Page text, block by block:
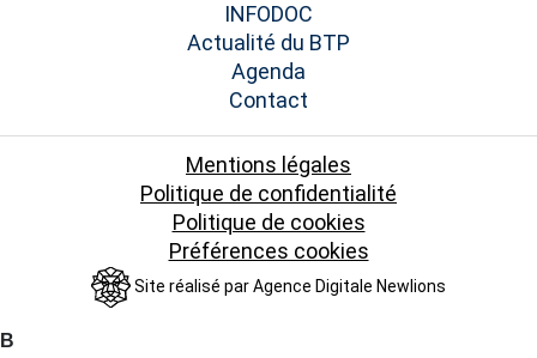
INFODOC
Actualité du BTP
Agenda
Contact
Site réalisé parAgence Digitale Newlions
Mentions légales
Politique de confidentialité
Politique de cookies
Préférences cookies
B